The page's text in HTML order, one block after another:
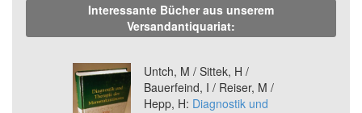
Interessante Bücher aus unserem
Versandantiquariat:
Untch, M / Sittek, H /
Bauerfeind, I / Reiser, M /
Hepp, H: Diagnostik und
Previous